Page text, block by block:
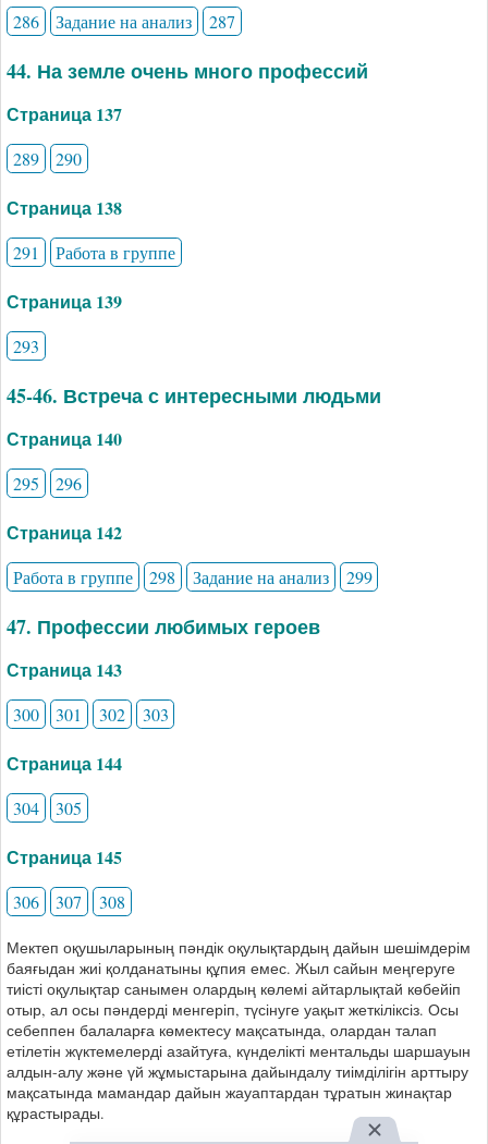
286 Задание на анализ 287
44. На земле очень много профессий
Страница 137
289 290
Страница 138
291 Работа в группе
Страница 139
293
45-46. Встреча с интересными людьми
Страница 140
295 296
Страница 142
Работа в группе 298 Задание на анализ 299
47. Профессии любимых героев
Страница 143
300 301 302 303
Страница 144
304 305
Страница 145
306 307 308
Мектеп оқушыларының пәндік оқулықтардың дайын шешімдерім
баяғыдан жиі қолданатыны құпия емес. Жыл сайын меңгеруге
тиісті оқулықтар санымен олардың көлемі айтарлықтай көбейіп
отыр, ал осы пәндерді менгеріп, түсінуге уақыт жеткіліксіз. Осы
себеппен балаларға көмектесу мақсатында, олардан талап
етілетін жүктемелерді азайтуға, күнделікті ментальды шаршауын
алдын-алу және үй жұмыстарына дайындалу тиімділігін арттыру
мақсатында мамандар дайын жауаптардан тұратын жинақтар
құрастырады.